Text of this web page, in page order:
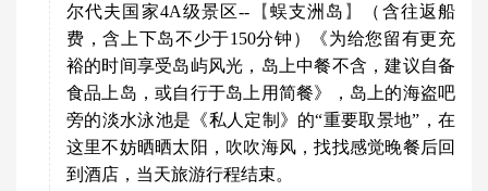
尔代夫国家4A级景区-- 【 蜈支洲岛 】
（含往返船
费，含上下岛不少于150分钟）《为给您留有更充
裕的时间享受岛屿风光，岛上中餐不含，建议自备
食品上岛，或自行于岛上用简餐》， 岛上的海盗吧
旁的淡水泳池是《私人定制》的“重要取景地” ，在
这里不妨晒晒太阳，吹吹海风，找找感觉晚餐后回
到酒店，当天旅游行程结束。